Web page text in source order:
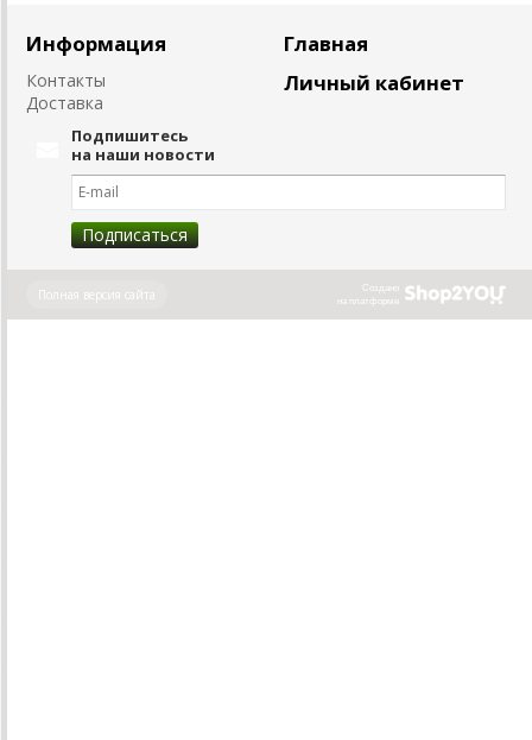
Информация
Контакты
Доставка
Главная
Личный кабинет
Подпишитесь
на наши новости
Создано
на платформе
Полная версия сайта